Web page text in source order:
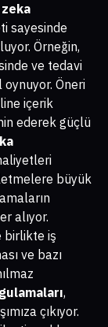
sayesinde
Örneğin,
ve tedavi
Öneri
içerik
ederek güçlü
büyük
alıyor.
birlikte iş
ve bazı
,
çıkıyor.